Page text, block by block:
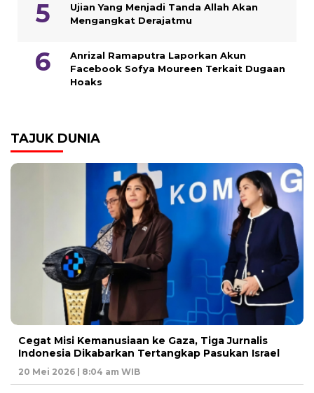
Ujian Yang Menjadi Tanda Allah Akan
Mengangkat Derajatmu
Anrizal Ramaputra Laporkan Akun
Facebook Sofya Moureen Terkait Dugaan
Hoaks
TAJUK DUNIA
Cegat Misi Kemanusiaan ke Gaza, Tiga Jurnalis
Indonesia Dikabarkan Tertangkap Pasukan Israel
20 Mei 2026 | 8:04 am WIB